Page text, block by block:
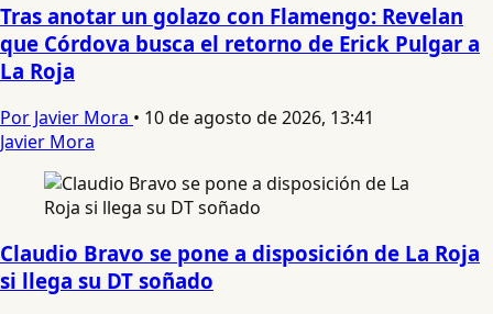
Tras anotar un golazo con Flamengo: Revelan
que Córdova busca el retorno de Erick Pulgar a
La Roja
Por Javier Mora • 10 de agosto de 2026, 13:41
Javier Mora
Claudio Bravo se pone a disposición de La Roja
si llega su DT soñado